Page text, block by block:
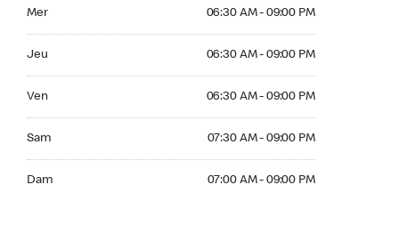
Mer 06:30 AM - 09:00 PM
Jeu 06:30 AM - 09:00 PM
Ven 06:30 AM - 09:00 PM
Sam 07:30 AM - 09:00 PM
Dam 07:00 AM - 09:00 PM